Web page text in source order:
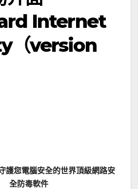
Internet
（version
護您電腦安全的世界頂級網路安
全防毒軟件